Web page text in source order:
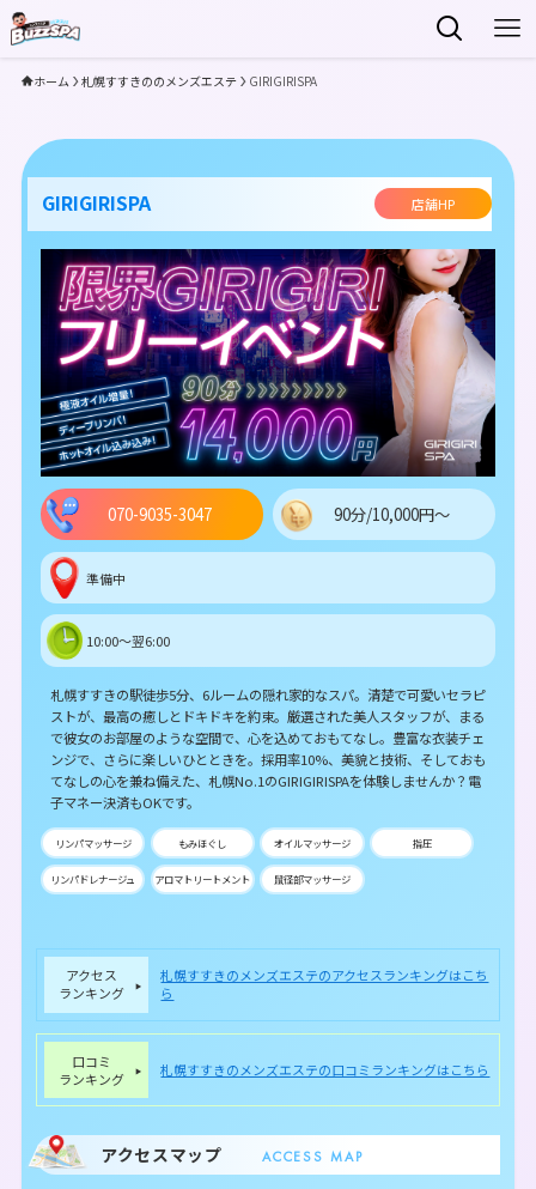
ホーム 札幌すすきののメンズエステ GIRIGIRISPA
GIRIGIRISPA 店舗HP
070-9035-3047 90分/10,000円～
準備中
10:00～翌6:00
札幌すすきの駅徒歩5分、6ルームの隠れ家的なスパ。清楚で可愛いセラピ
ストが、最高の癒しとドキドキを約束。厳選された美人スタッフが、まる
で彼女のお部屋のような空間で、心を込めておもてなし。豊富な衣装チェ
ンジで、さらに楽しいひとときを。採用率10%、美貌と技術、そしておも
てなしの心を兼ね備えた、札幌No.1のGIRIGIRISPAを体験しませんか？電
子マネー決済もOKです。
リンパマッサージ もみほぐし オイルマッサージ 指圧
リンパドレナージュ アロマトリートメント 鼠径部マッサージ
アクセス
ランキング
札幌すすきのメンズエステのアクセスランキングはこち
ら
口コミ
ランキング
札幌すすきのメンズエステの口コミランキングはこちら
アクセスマップ ACCESS MAP